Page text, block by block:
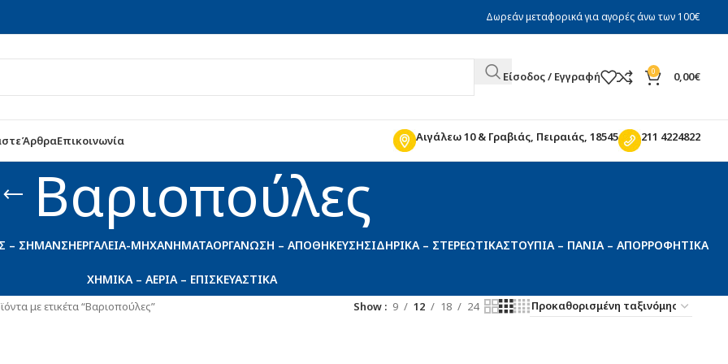
Δωρεάν μεταφορικά για αγορές άνω των 100€
Είσοδος / Εγγραφή 0 0,00€
ΆρθραΕπικοινωνία Αιγάλεω 10 & Γραβιάς, Πειραιάς, 18545 211 4224822
Βαριοπούλες
– ΣΉΜΑΝΣΗΕΡΓΑΛΕΊΑ-ΜΗΧΑΝΉΜΑΤΑΟΡΓΆΝΩΣΗ – ΑΠΟΘΉΚΕΥΣΗΣΙΔΗΡΙΚΆ – ΣΤΕΡΕΩΤΙΚΆΣΤΟΥΠΙΆ – ΠΑΝΙΆ – ΑΠΟΡΡΟΦΗΤΙΚΆ
ΧΗΜΙΚΆ – ΑΈΡΙΑ – ΕΠΙΣΚΕΥΑΣΤΙΚΆ
με ετικέτα “Βαριοπούλες” Show 9 12 18 24